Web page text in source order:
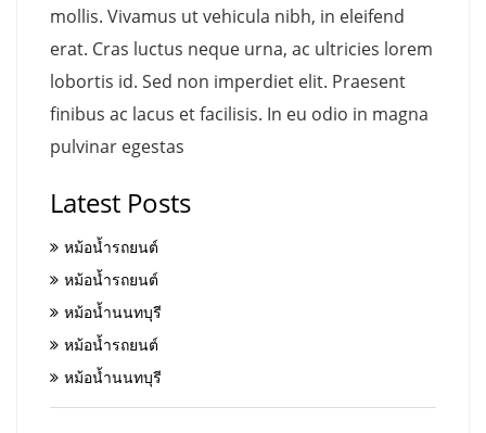
mollis. Vivamus ut vehicula nibh, in eleifend
erat. Cras luctus neque urna, ac ultricies lorem
lobortis id. Sed non imperdiet elit. Praesent
finibus ac lacus et facilisis. In eu odio in magna
pulvinar egestas
Latest Posts
หม้อน้ำรถยนต์
หม้อน้ำรถยนต์
หม้อน้ำนนทบุรี
หม้อน้ำรถยนต์
หม้อน้ำนนทบุรี